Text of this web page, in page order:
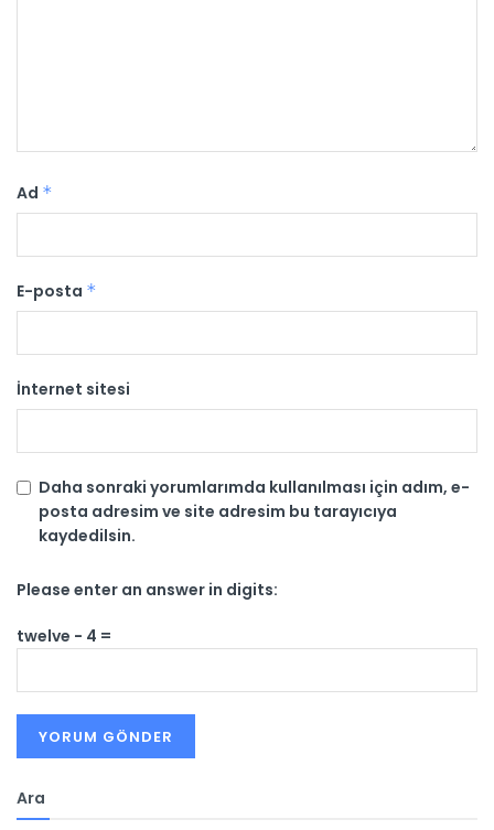
Ad *
E-posta *
İnternet sitesi
Daha sonraki yorumlarımda kullanılması için adım, e-
posta adresim ve site adresim bu tarayıcıya
kaydedilsin.
Please enter an answer in digits:
twelve − 4 =
Ara